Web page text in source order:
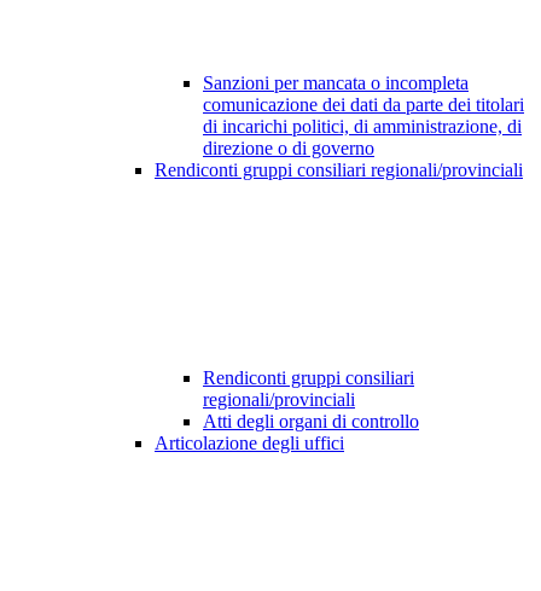
Sanzioni per mancata o incompleta
comunicazione dei dati da parte dei titolari
di incarichi politici, di amministrazione, di
direzione o di governo
Rendiconti gruppi consiliari regionali/provinciali
Rendiconti gruppi consiliari
regionali/provinciali
Atti degli organi di controllo
Articolazione degli uffici